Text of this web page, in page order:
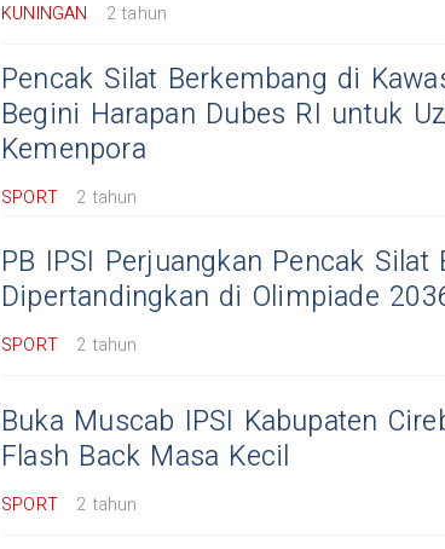
KUNINGAN 2 tahun
Pencak Silat Berkembang di
Begini Harapan Dubes RI untuk
Kemenpora
SPORT 2 tahun
PB IPSI Perjuangkan Pencak Silat
Dipertandingkan di Olimpiade
SPORT 2 tahun
Buka Muscab IPSI Kabupaten
Flash Back Masa Kecil
SPORT 2 tahun